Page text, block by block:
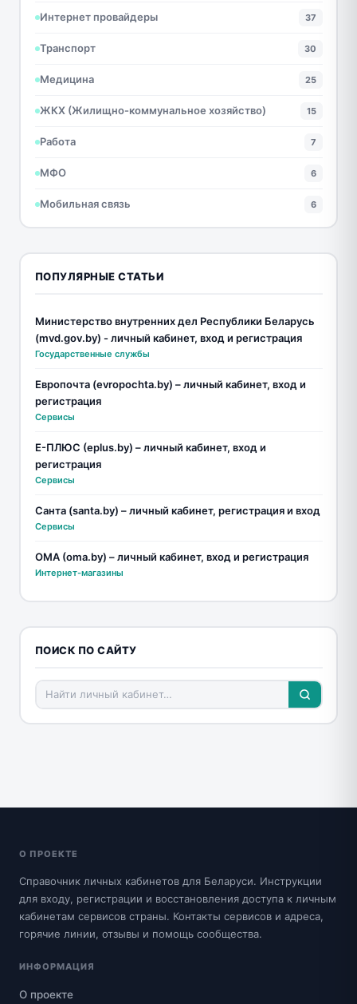
Интернет провайдеры 37
Транспорт 30
Медицина 25
ЖКХ (Жилищно-коммунальное хозяйство) 15
Работа 7
МФО 6
Мобильная связь 6
ПОПУЛЯРНЫЕ СТАТЬИ
Министерство внутренних дел Республики Беларусь
(mvd.gov.by) - личный кабинет, вход и регистрация
Государственные службы
Европочта (evropochta.by) – личный кабинет, вход и
регистрация
Сервисы
Е-ПЛЮС (eplus.by) – личный кабинет, вход и
регистрация
Сервисы
Санта (santa.by) – личный кабинет, регистрация и вход
Сервисы
ОМА (oma.by) – личный кабинет, вход и регистрация
Интернет-магазины
ПОИСК ПО САЙТУ
О ПРОЕКТЕ
Справочник личных кабинетов для Беларуси. Инструкции
для входу, регистрации и восстановления доступа к личным
кабинетам сервисов страны. Контакты сервисов и адреса,
горячие линии, отзывы и помощь сообщества.
ИНФОРМАЦИЯ
О проекте